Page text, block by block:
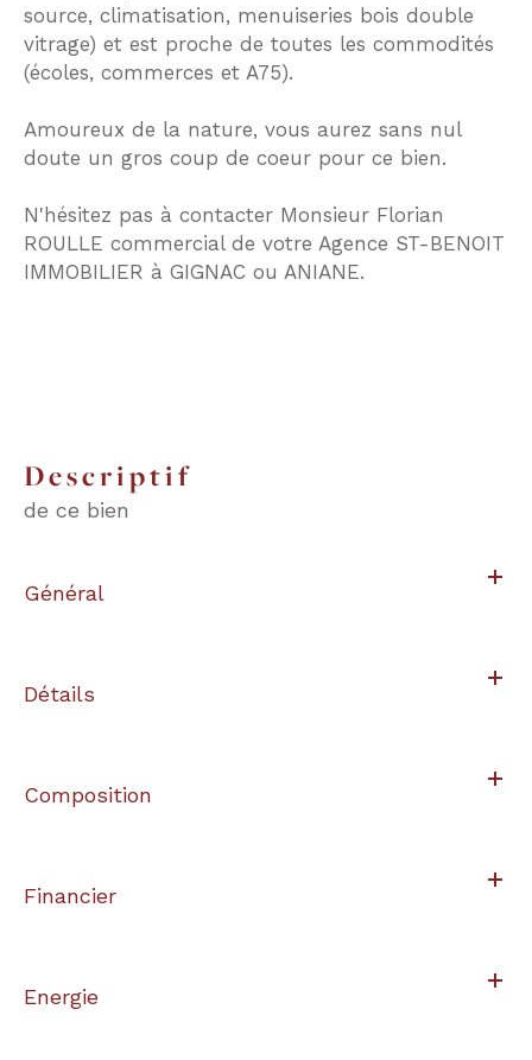
source, climatisation, menuiseries bois double
vitrage) et est proche de toutes les commodités
(écoles, commerces et A75).
Amoureux de la nature, vous aurez sans nul
doute un gros coup de coeur pour ce bien.
N'hésitez pas à contacter Monsieur Florian
ROULLE commercial de votre Agence ST-BENOIT
IMMOBILIER à GIGNAC ou ANIANE.
descriptif
de ce bien
Général
Détails
Composition
Financier
Energie